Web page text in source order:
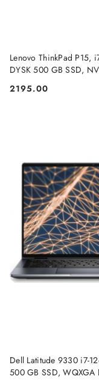
Lenovo ThinkPad P15,
DYSK 500 GB SSD,
Cena:
2195.00
PRODUKT
Dell Latitude 9330 i7-
500 GB SSD, WQXGA
PRODUKT